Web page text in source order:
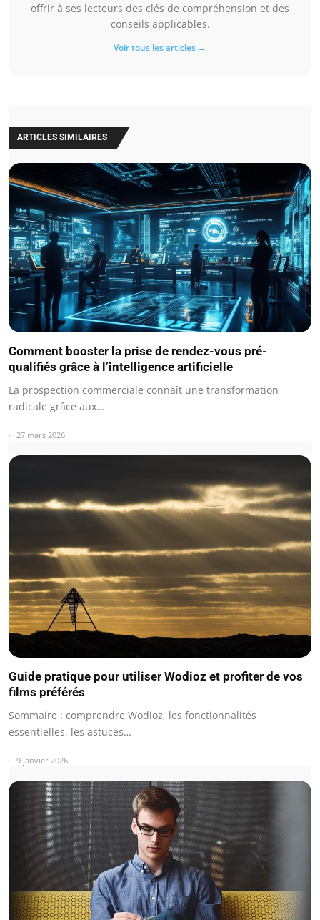
offrir à ses lecteurs des clés de compréhension et des
conseils applicables.
Voir tous les articles →
ARTICLES SIMILAIRES
Comment booster la prise de rendez-vous pré-
qualifiés grâce à l’intelligence artificielle
La prospection commerciale connaît une transformation
radicale grâce aux…
27 mars 2026
Guide pratique pour utiliser Wodioz et profiter de vos
films préférés
Sommaire : comprendre Wodioz, les fonctionnalités
essentielles, les astuces…
9 janvier 2026